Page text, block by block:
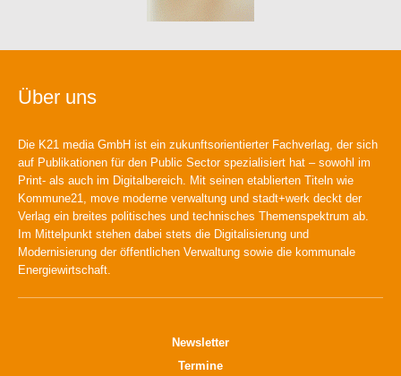
Über uns
Die K21 media GmbH ist ein zukunftsorientierter Fachverlag, der sich
auf Publikationen für den Public Sector spezialisiert hat – sowohl im
Print- als auch im Digitalbereich. Mit seinen etablierten Titeln wie
Kommune21, move moderne verwaltung und stadt+werk deckt der
Verlag ein breites politisches und technisches Themenspektrum ab.
Im Mittelpunkt stehen dabei stets die Digitalisierung und
Modernisierung der öffentlichen Verwaltung sowie die kommunale
Energiewirtschaft.
Newsletter
Termine